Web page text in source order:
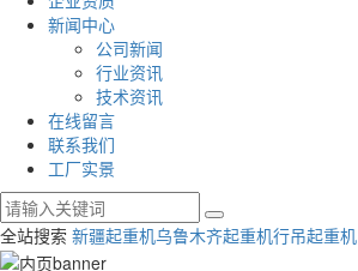
新闻中心
公司新闻
行业资讯
技术资讯
在线留言
联系我们
工厂实景
全站搜索 新疆起重机乌鲁木齐起重机行吊起重机